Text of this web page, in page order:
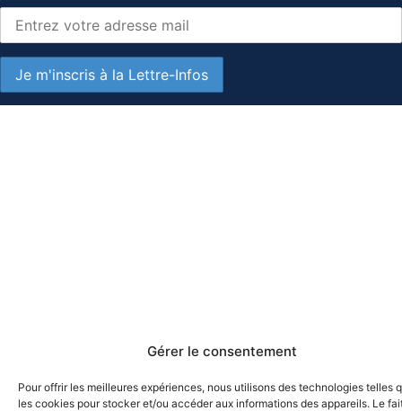
Gérer le consentement
Pour offrir les meilleures expériences, nous utilisons des technologies telles
les cookies pour stocker et/ou accéder aux informations des appareils. Le